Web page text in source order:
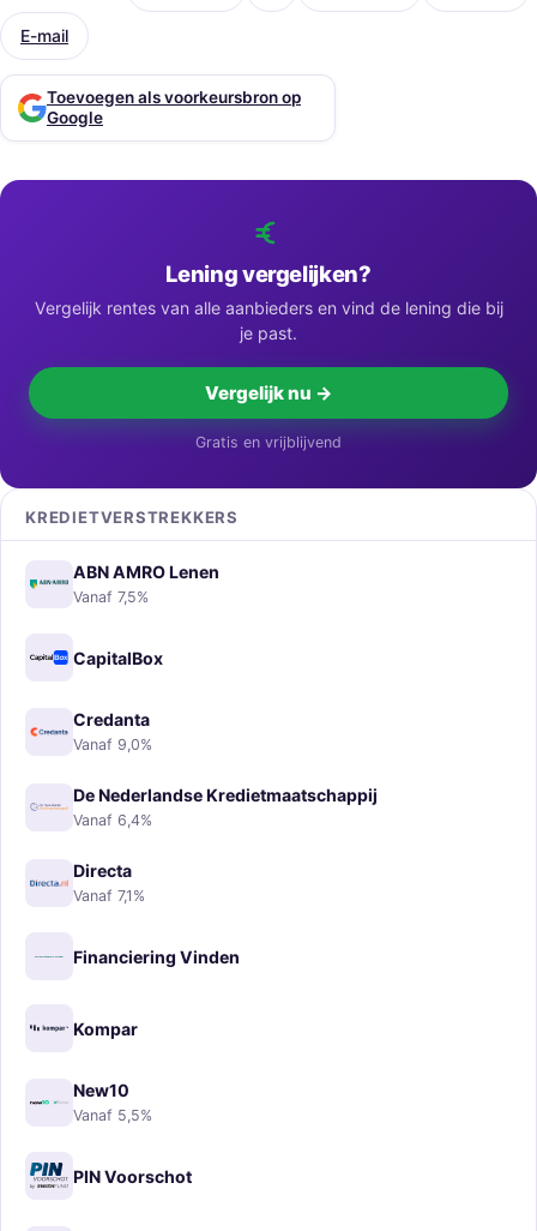
E-mail
Toevoegen als voorkeursbron op
Google
Lening vergelijken?
Vergelijk rentes van alle aanbieders en vind de lening die bij
je past.
Vergelijk nu →
Gratis en vrijblijvend
KREDIETVERSTREKKERS
ABN AMRO Lenen
Vanaf 7,5%
CapitalBox
Credanta
Vanaf 9,0%
De Nederlandse Kredietmaatschappij
Vanaf 6,4%
Directa
Vanaf 7,1%
Financiering Vinden
Kompar
New10
Vanaf 5,5%
PIN Voorschot